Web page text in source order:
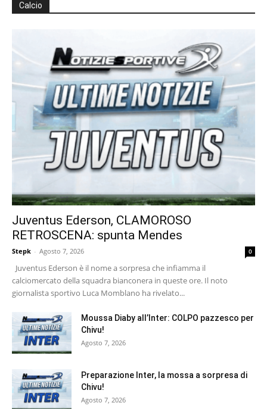
Calcio
Juventus Ederson, CLAMOROSO
RETROSCENA: spunta Mendes
Stepk - Agosto 7, 2026 0
Juventus Ederson è il nome a sorpresa che infiamma il
calciomercato della squadra bianconera in queste ore. Il noto
giornalista sportivo Luca Momblano ha rivelato...
Moussa Diaby all’Inter: COLPO pazzesco per
Chivu!
Agosto 7, 2026
Preparazione Inter, la mossa a sorpresa di
Chivu!
Agosto 7, 2026